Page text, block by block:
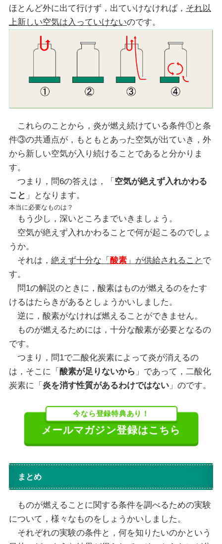
ほとんど外に出て行けず，出ていけなければ， それ以
上新しい空気は入っていけないのです。
これらのことから，炎が燃え続けている条件①と条
件③の共通点が，もともとあった空気が出ていき，外
から新しい空気が入り続けることであると分かりま
す。
つまり，問6の答えは，「 空気が絶えず入れかわる
こと 」となります。
本当に必要なものは？
もう少し，深いところまでいきましょう。
空気が絶えず入れかわることで何が起こるのでしょ
うか。
それは， 絶えず十分な「 酸素」が供給されること で
す。
問1の解説のときに，酸素はものが燃えるのをたす
けるはたらきがあるとしょうかいしました。
逆に，酸素がなければ燃えることができません。
ものが燃えるためには，十分な酸素が必要となるの
です。
つまり，問1で二酸化炭素によって炎が消えるの
は，そこに「 酸素が足りないから 」であって，二酸化
炭素に「 炎を消す性質があるわけではない」のです。
今なら登録特典あり！
メールマガジン登録はこちら
まとめ
ものが燃えることに関する条件を調べるための実験
について，様々なものをしょうかいしました。
それぞれの実験の条件と，何を知りたいのかという